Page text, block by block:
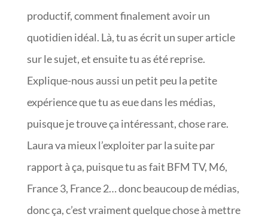
productif, comment finalement avoir un
quotidien idéal. Là, tu as écrit un super article
sur le sujet, et ensuite tu as été reprise.
Explique-nous aussi un petit peu la petite
expérience que tu as eue dans les médias,
puisque je trouve ça intéressant, chose rare.
Laura va mieux l’exploiter par la suite par
rapport à ça, puisque tu as fait BFM TV, M6,
France 3, France 2… donc beaucoup de médias,
donc ça, c’est vraiment quelque chose à mettre